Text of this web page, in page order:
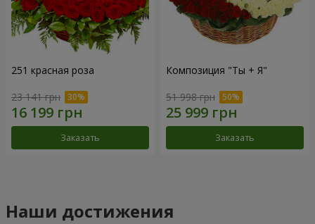
251 красная роза
23 141 грн
Заказать
Композиция "Ты + Я"
51 998 грн
Заказать
Наши достижения